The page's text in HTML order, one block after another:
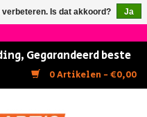
×
Gegarandeerd beste
0 Artikelen - €0,00
Is dat akkoord?
Ja